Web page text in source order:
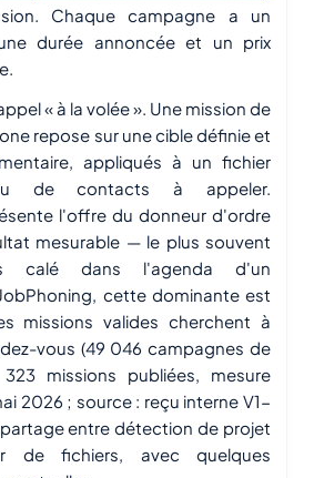
Chaque campagne a un
durée annoncée et un prix
« à la volée ». Une mission de
repose sur une cible définie et
appliqués à un fichier
de contacts à appeler.
l'offre du donneur d'ordre
mesurable — le plus souvent
calé dans l'agenda d'un
cette dominante est
missions valides cherchent à
vous (49 046 campagnes de
missions publiées, mesure
2026 ; source : reçu interne V1-
entre détection de projet
fichiers, avec quelques